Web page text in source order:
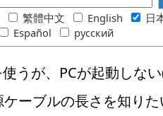
繁體中文 English 日
Español русский